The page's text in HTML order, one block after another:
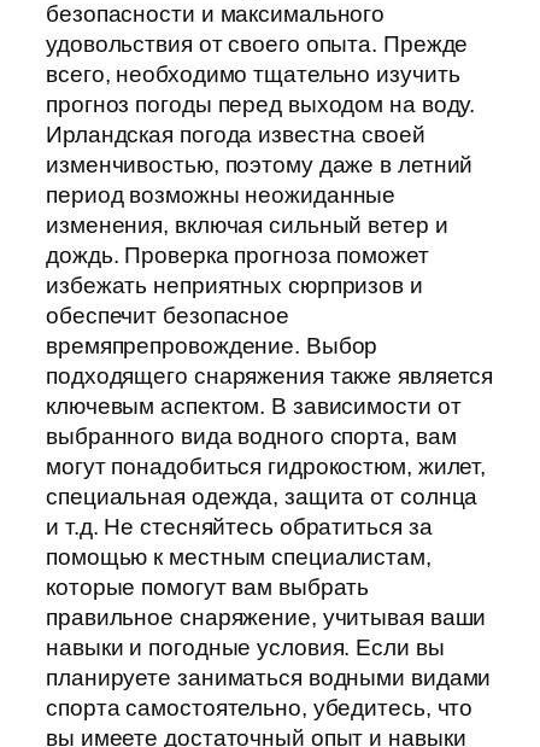
безопасности и максимального
удовольствия от своего опыта. Прежде
всего, необходимо тщательно изучить
прогноз погоды перед выходом на воду.
Ирландская погода известна своей
изменчивостью, поэтому даже в летний
период возможны неожиданные
изменения, включая сильный ветер и
дождь. Проверка прогноза поможет
избежать неприятных сюрпризов и
обеспечит безопасное
времяпрепровождение. Выбор
подходящего снаряжения также является
ключевым аспектом. В зависимости от
выбранного вида водного спорта, вам
могут понадобиться гидрокостюм, жилет,
специальная одежда, защита от солнца
и т.д. Не стесняйтесь обратиться за
помощью к местным специалистам,
которые помогут вам выбрать
правильное снаряжение, учитывая ваши
навыки и погодные условия. Если вы
планируете заниматься водными видами
спорта самостоятельно, убедитесь, что
вы имеете достаточный опыт и навыки